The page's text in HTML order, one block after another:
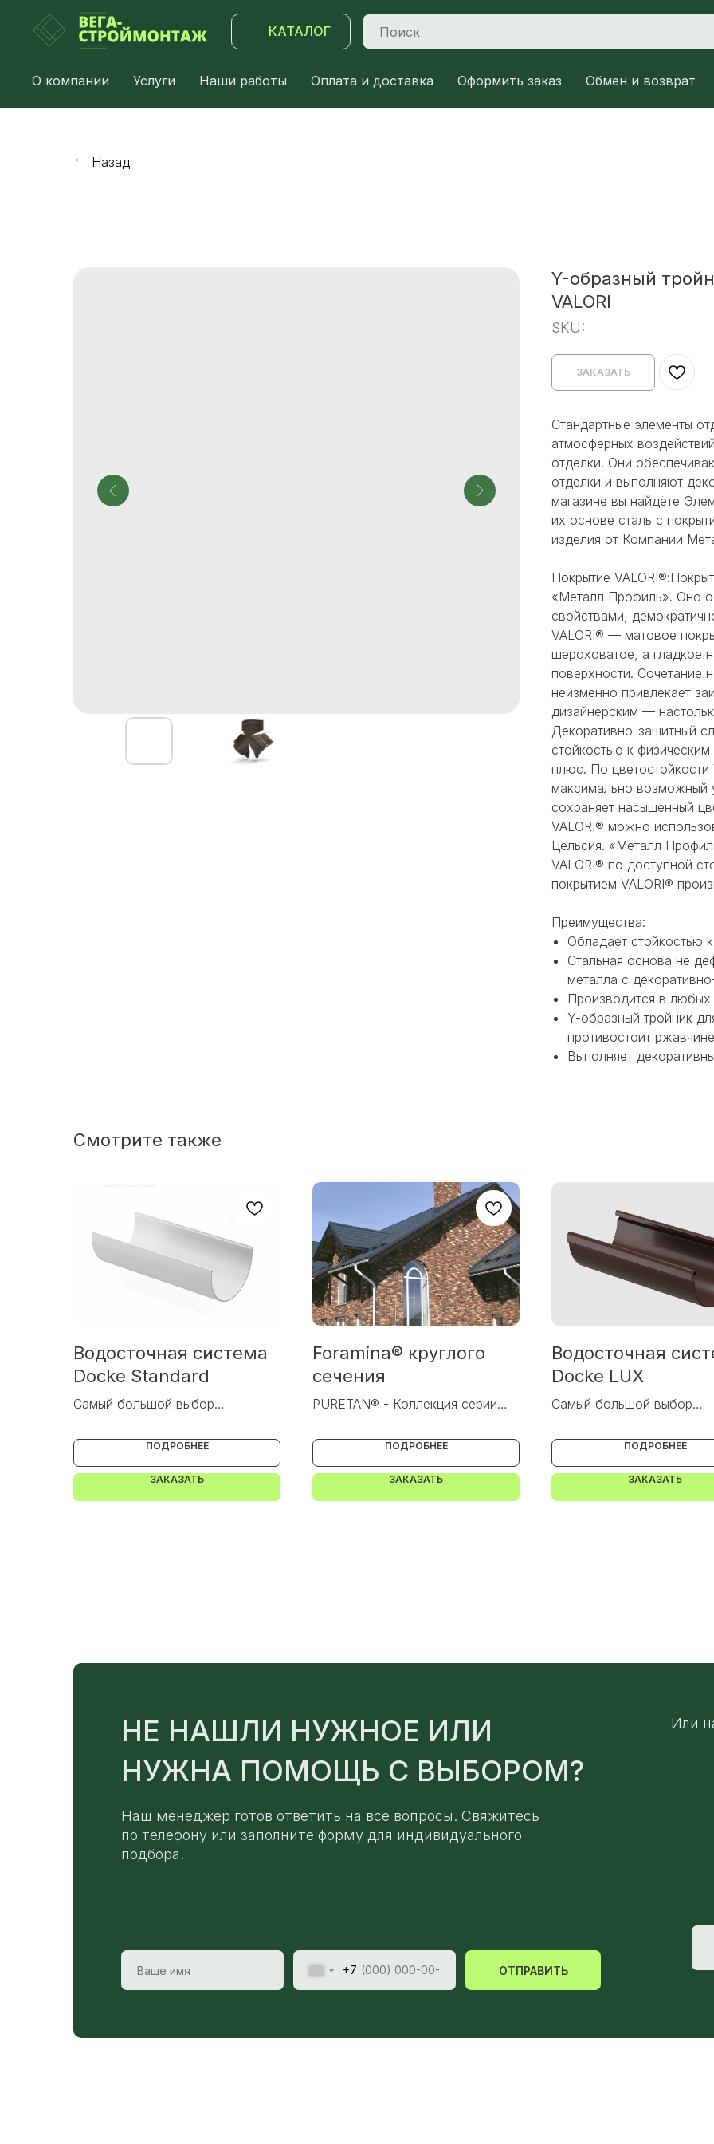
КАТАЛОГ
О компании Услуги Наши работы Оплата и доставка Оформить заказ Обмен и возврат
→ Назад
Y-образный
VALORI
SKU:
ЗАКАЗАТЬ
Стандартные элементы
атмосферных
отделки. Они
отделки и выполняют
магазине вы найдёте
их основе сталь с
изделия от Компании
Покрытие
«Металл Профиль». Оно
свойствами,
VALORI® — матовое
шероховатое, а гладкое
поверхности. Сочетание
неизменно привлекает
дизайнерским —
Декоративно-защитный
стойкостью к
плюс. По цветостойкости
максимально возможный
сохраняет насыщенный
VALORI® можно
Цельсия. «Металл
VALORI® по доступной
покрытием VALORI®
Преимущества:
Обладает стойкостью
Стальная основа не
металла с
Производится в любых
Y-образный тройник
противостоит
Выполняет
Смотрите также
Водосточная система
Docke Standard
Самый большой выбор
ПОДРОБНЕЕ
ЗАКАЗАТЬ
Foramina® круглого
сечения
PURETAN® - Коллекция серии
ПОДРОБНЕЕ
ЗАКАЗАТЬ
Водосточная
Docke LUX
Самый большой выбор
ПОДРОБНЕЕ
ЗАКАЗАТЬ
НЕ НАШЛИ НУЖНОЕ ИЛИ
НУЖНА ПОМОЩЬ С ВЫБОРОМ?
Или
Наш менеджер готов ответить на все вопросы. Свяжитесь
по телефону или заполните форму для индивидуального
подбора.
+7 ОТПРАВИТЬ